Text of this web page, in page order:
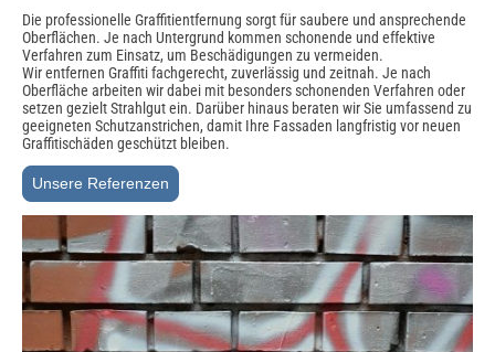
Die professionelle Graffitientfernung sorgt für saubere und ansprechende
Oberflächen. Je nach Untergrund kommen schonende und effektive
Verfahren zum Einsatz, um Beschädigungen zu vermeiden.
Wir entfernen Graffiti fachgerecht, zuverlässig und zeitnah. Je nach
Oberfläche arbeiten wir dabei mit besonders schonenden Verfahren oder
setzen gezielt Strahlgut ein. Darüber hinaus beraten wir Sie umfassend zu
geeigneten Schutzanstrichen, damit Ihre Fassaden langfristig vor neuen
Graffitischäden geschützt bleiben.
Unsere Referenzen